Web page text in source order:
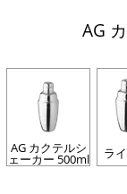
AG
AG カクテルシ
ェーカー 500ml ラ